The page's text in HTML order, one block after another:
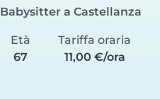
Babysitter a Castellanza
Età
67
Tariffa oraria
11,00 €/ora